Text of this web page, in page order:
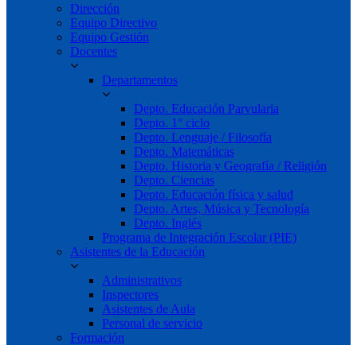
Dirección
Equipo Directivo
Equipo Gestión
Docentes
Departamentos
Depto. Educación Parvularia
Depto. 1° ciclo
Depto. Lenguaje / Filosofía
Depto. Matemáticas
Depto. Historia y Geografía / Religión
Depto. Ciencias
Depto. Educación física y salud
Depto. Artes, Música y Tecnología
Depto. Inglés
Programa de Integración Escolar (PIE)
Asistentes de la Educación
Administrativos
Inspectores
Asistentes de Aula
Personal de servicio
Formación